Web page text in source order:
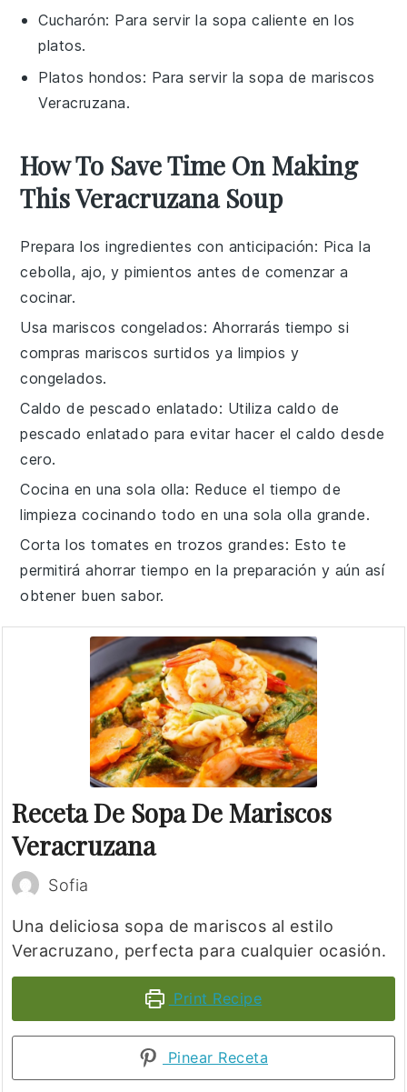
Cucharón: Para servir la sopa caliente en los
platos.
Platos hondos: Para servir la sopa de mariscos
Veracruzana.
How To Save Time On Making
This Veracruzana Soup
Prepara los ingredientes con anticipación: Pica la
cebolla, ajo, ypimientos antes de comenzar a
cocinar.
Usa mariscos congelados: Ahorrarás tiempo si
comprasmariscos surtidos ya limpios y
congelados.
Caldo de pescado enlatado: Utiliza caldo de
pescado enlatado para evitar hacer el caldo desde
cero.
Cocina en una sola olla: Reduce el tiempo de
limpieza cocinando todo en una solaolla grande.
Corta los tomates en trozos grandes: Esto te
permitirá ahorrar tiempo en la preparación y aún así
obtener buen sabor.
Receta De Sopa De Mariscos
Veracruzana
Sofia
Una deliciosa sopa de mariscos al estilo
Veracruzano, perfecta para cualquier ocasión.
Print Recipe
Pinear Receta